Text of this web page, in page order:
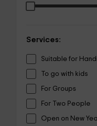
Services:
Suitable for
To go with kids
For Groups
For Two People
Open on New